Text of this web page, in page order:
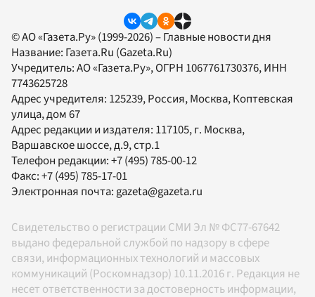
© АО «Газета.Ру» (1999-2026) – Главные новости дня
Название: Газета.Ru (Gazeta.Ru)
Учредитель:АО «Газета.Ру», ОГРН 1067761730376, ИНН
7743625728
Адрес учредителя: 125239, Россия, Москва, Коптевская
улица, дом 67
Адрес редакции и издателя: 117105, г. Москва,
Варшавское шоссе, д.9, стр.1
Телефон редакции:+7 (495) 785-00-12
Факс:+7 (495) 785-17-01
Электронная почта:gazeta@gazeta.ru
Свидетельство о регистрации СМИ Эл № ФС77-67642
выдано федеральной службой по надзору в сфере
связи, информационных технологий и массовых
коммуникаций (Роскомнадзор) 10.11.2016 г. Редакция не
несет ответственности за достоверность информации,